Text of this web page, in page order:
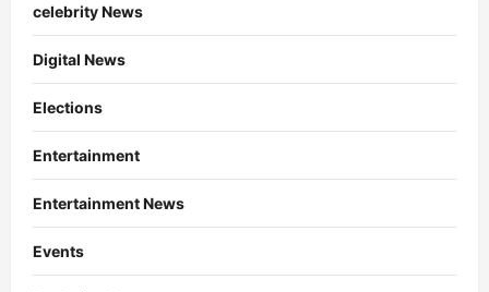
celebrity News
Digital News
Elections
Entertainment
Entertainment News
Events